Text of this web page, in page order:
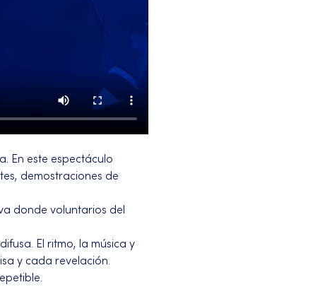
En este espectáculo
demostraciones de
donde voluntarios del
El ritmo, la música y
y cada revelación.